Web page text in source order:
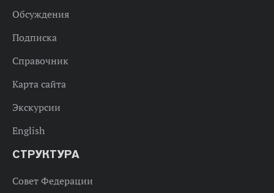
Обсуждения
Подписка
Справочник
Карта сайта
Экскурсии
English
СТРУКТУРА
Совет Федерации